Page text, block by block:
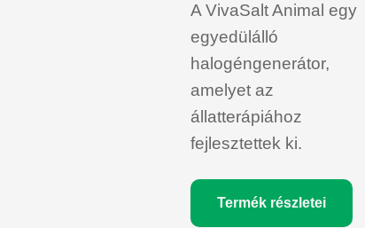
A VivaSalt Animal egy
egyedülálló
halogéngenerátor,
amelyet az
állatterápiához
fejlesztettek ki.
Termék részletei